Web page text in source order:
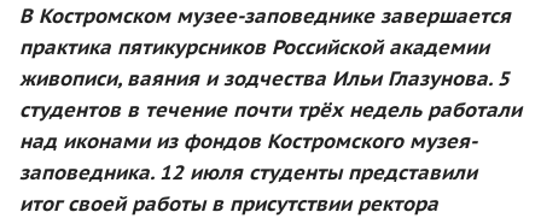
В Костромском музее-заповеднике завершается
практика пятикурсников Российской академии
живописи, ваяния и зодчества Ильи Глазунова. 5
студентов в течение почти трёх недель работали
над иконами из фондов Костромского музея-
заповедника. 12 июля студенты представили
итог своей работы в присутствии ректора